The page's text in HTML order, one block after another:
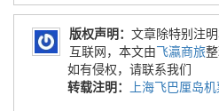
版权声明： 文章除特别注
互联网，本文由飞瀛商旅
如有侵权，请联系我们
转载注明：
上海飞巴厘岛